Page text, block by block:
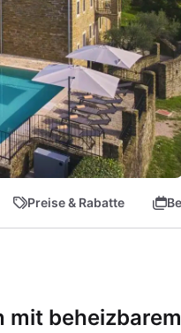
Preise & Rabatte